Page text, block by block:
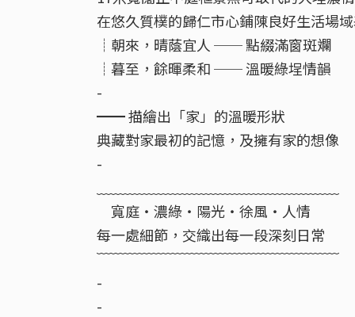
在悠久質樸的歸仁市心鋪陳良好生活場
┊朝來，晴蔭宜人 ── 點綴滿窗斑斕
┊暮至，餘暉柔和 ── 溫暖綠埕情韻
-
━━ 描繪出「家」的溫暖形狀
典藏對家最初的記憶，及擁有家的想像
-
寬庭・濃綠・陽光・徐風・人情
每一處細節，交織出每一段深刻日常
﹋﹋﹋﹋﹋﹋﹋﹋﹋﹋﹋﹋﹋﹋﹋﹋﹋
-
-